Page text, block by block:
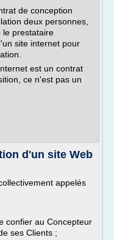
de conception
deux personnes,
le prestataire
site internet pour
est un contrat
ce n'est pas un
d'un site Web
appelés
confier au Concepteur
ses Clients ;